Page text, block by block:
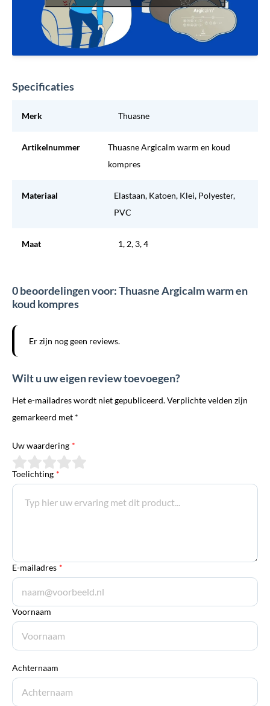
Specificaties
Merk Thuasne
Artikelnummer
Thuasne Argicalm warm en koud
kompres
Materiaal
Elastaan, Katoen, Klei, Polyester,
PVC
Maat 1, 2, 3, 4
0 beoordelingen voor: Thuasne Argicalm warm en
koud kompres
Er zijn nog geen reviews.
Wilt u uw eigen review toevoegen?
Het e-mailadres wordt niet gepubliceerd. Verplichte velden zijn
gemarkeerd met *
Uw waardering *
Toelichting *
E-mailadres *
Voornaam
Achternaam